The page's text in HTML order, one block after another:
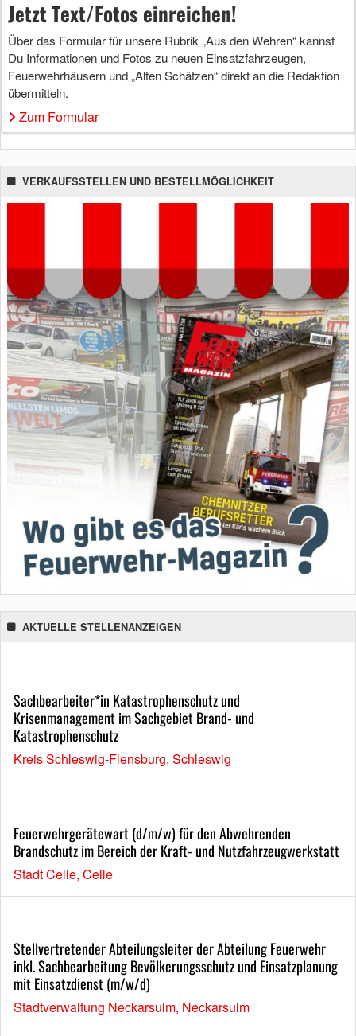
Jetzt Text/Fotos einreichen!
Über das Formular für unsere Rubrik „Aus den Wehren“ kannst
Du Informationen und Fotos zu neuen Einsatzfahrzeugen,
Feuerwehrhäusern und „Alten Schätzen“ direkt an die Redaktion
übermitteln.
Zum Formular
VERKAUFSSTELLEN UND BESTELLMÖGLICHKEIT
AKTUELLE STELLENANZEIGEN
Sachbearbeiter*in Katastrophenschutz und
Krisenmanagement im Sachgebiet Brand- und
Katastrophenschutz
Kreis Schleswig-Flensburg, Schleswig
Feuerwehrgerätewart (d/m/w) für den Abwehrenden
Brandschutz im Bereich der Kraft- und Nutzfahrzeugwerkstatt
Stadt Celle, Celle
Stellvertretender Abteilungsleiter der Abteilung Feuerwehr
inkl. Sachbearbeitung Bevölkerungsschutz und Einsatzplanung
mit Einsatzdienst (m/w/d)
Stadtverwaltung Neckarsulm, Neckarsulm